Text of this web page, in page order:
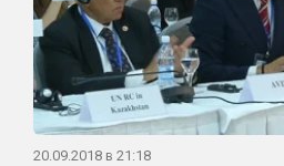
20.09.2018 в 21:18